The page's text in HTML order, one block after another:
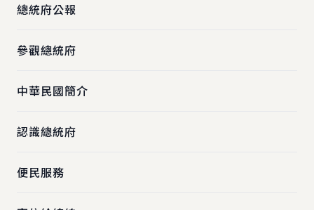
總統府公報
參觀總統府
中華民國簡介
認識總統府
便民服務